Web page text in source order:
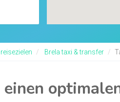
Brela taxi & transfer